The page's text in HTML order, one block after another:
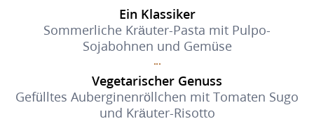
Ein Klassiker
Sommerliche Kräuter-Pasta mit Pulpo-
Sojabohnen und Gemüse
Vegetarischer Genuss
Gefülltes Auberginenröllchen mit Tomaten Sugo
und Kräuter-Risotto